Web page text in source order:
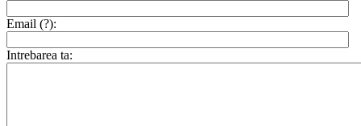
Email (?):
Intrebarea ta: